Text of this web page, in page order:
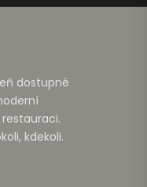
dostupné
kdekoli.